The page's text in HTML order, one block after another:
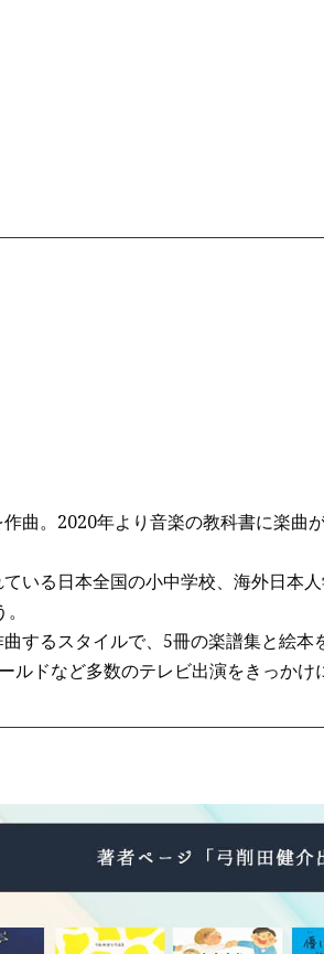
曲。2020年より音楽の教科書に楽曲
いる日本全国の小中学校、海外日本
するスタイルで、5冊の楽譜集と絵本
ドなど多数のテレビ出演をきっかけ